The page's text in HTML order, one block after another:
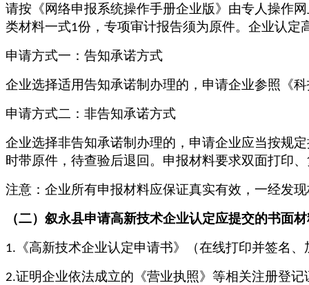
请按《网络申报系统操作手册企业版》由专人操作
类材料一式1份，专项审计报告须为原件。企业认定
申请方式一：告知承诺方式
企业选择适用告知承诺制办理的，申请企业参照《
申请方式二：非告知承诺方式
企业选择非告知承诺制办理的，申请企业应当按规
时带原件，待查验后退回。申报材料要求双面打印
注意：企业所有申报材料应保证真实有效，一经发
（二） 叙永县申请高新技术企业认定应提交的书面
1. 《高新技术企业认定申请书》（在线打印并签名
2.证明企业依法成立的《营业执照》等相关注册登记